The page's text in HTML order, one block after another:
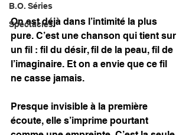
B.O. Séries
Spectacles
On est déjà dans l’intimité la plus
pure. C’est une chanson qui tient sur
un fil : fil du désir, fil de la peau, fil de
l’imaginaire. Et on a envie que ce fil
ne casse jamais.
Presque invisible à la première
écoute, elle s’imprime pourtant